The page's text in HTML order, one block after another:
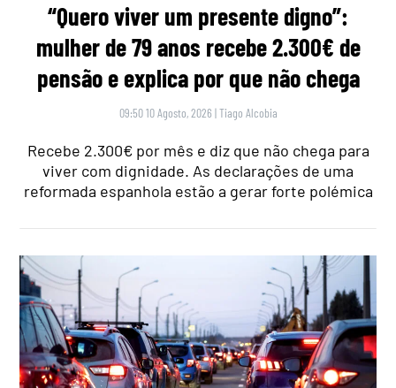
“Quero viver um presente digno”:
mulher de 79 anos recebe 2.300€ de
pensão e explica por que não chega
09:50 10 Agosto, 2026 |Tiago Alcobia
Recebe 2.300€ por mês e diz que não chega para
viver com dignidade. As declarações de uma
reformada espanhola estão a gerar forte polémica